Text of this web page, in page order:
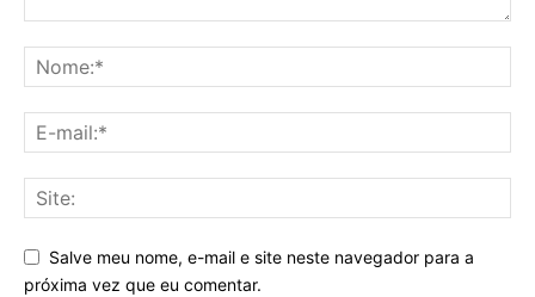
Salve meu nome, e-mail e site neste navegador para a
próxima vez que eu comentar.